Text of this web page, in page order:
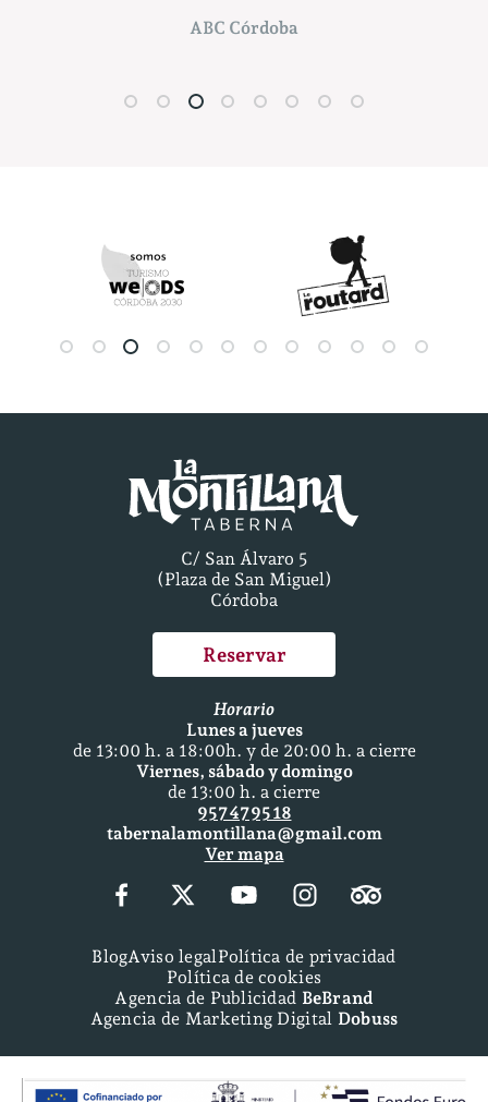
ABC Córdoba
C/ San Álvaro 5
(Plaza de San Miguel)
Córdoba
Reservar
Horario
Lunes a jueves
de 13:00 h. a 18:00h. y de 20:00 h. a cierre
Viernes, sábado y domingo
de 13:00 h. a cierre
957 47 95 18
tabernalamontillana@gmail.com
Ver mapa
BlogAviso legal Política de privacidad
Política de cookies
Agencia de Publicidad BeBrand
Agencia de Marketing Digital Dobuss